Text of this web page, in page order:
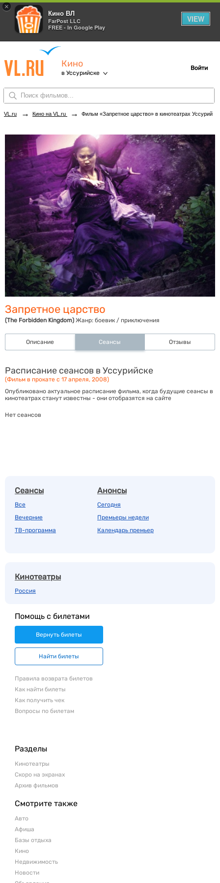
×
Кино ВЛ
FarPost LLC
FREE - In Google Play
VIEW
Кино
в Уссурийске
Войти
VL.ru → Кино на VL.ru → Фильм «Запретное царство» в кинотеатрах Уссурийска. Купить билеты!
Запретное царство
(The Forbidden Kingdom) Жанр: боевик / приключения
Описание Сеансы Отзывы
Расписание сеансов в Уссурийске
(Фильм в прокате с 17 апреля, 2008)
Опубликовано актуальное расписание фильма, когда будущие сеансы в
кинотеатрах станут известны - они отобразятся на сайте
Нет сеансов
Сеансы
Все
Вечерние
ТВ-программа
Анонсы
Сегодня
Премьеры недели
Календарь премьер
Кинотеатры
Россия
Помощь с билетами
Вернуть билеты
Найти билеты
Правила возврата билетов
Как найти билеты
Как получить чек
Вопросы по билетам
Разделы
Кинотеатры
Скоро на экранах
Архив фильмов
Смотрите также
Авто
Афиша
Базы отдыха
Кино
Недвижимость
Новости